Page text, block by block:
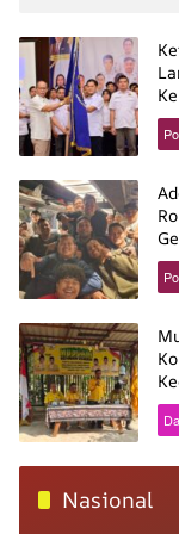
Petikemas
Nasional